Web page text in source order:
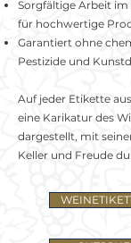
Sorgfältige Arbeit
für hochwertige
Garantiert ohne
Pestizide und
Auf jeder Etikette
eine Karikatur des
dargestellt, mit
Keller und Freude